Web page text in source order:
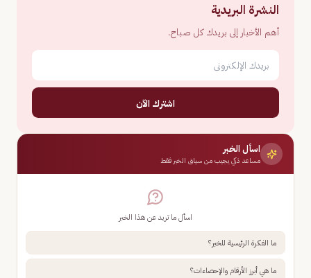
النشرة البريدية
أهم الأخبار إلى بريدك كل صباح.
اشترك الآن
اسأل الخبر
مساعد ذكي يجيب من سياق الخبر فقط
اسأل ما تريد عن هذا الخبر
ما الفكرة الرئيسية للخبر؟
ما هي أبرز الأرقام والإحصاءات؟